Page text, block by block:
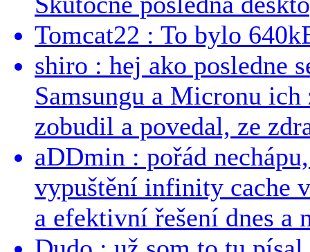
Tomcat22 : To bylo
shiro : hej ako posledne
Samsungu a Micronu
zobudil a povedal, ze
aDDmin : pořád
vypuštění infinity cache
a efektivní řešení dnes a